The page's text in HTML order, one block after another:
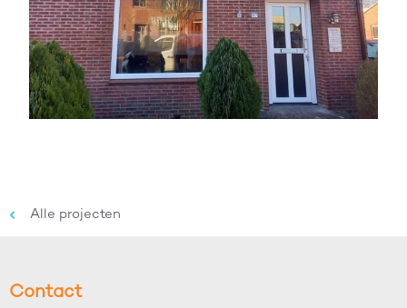
Alle projecten
Contact